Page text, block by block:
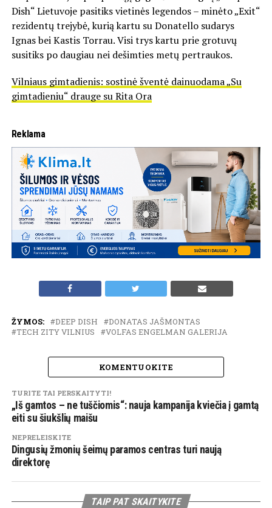
Dish“ Lietuvoje pasitiks vietinės legendos – minėto „Exit“
rezidentų trejybė, kurią kartu su Donatello sudarys
Ignas bei Kastis Torrau. Visi trys kartu prie grotuvų
susitiks po daugiau nei dešimties metų pertraukos.
Vilniaus gimtadienis: sostinė šventė dainuodama „Su
gimtadieniu“ drauge su Rita Ora
Reklama
ŽYMOS: DEEP DISH
DONATAS JAŠMONTAS
TECH ZITY VILNIUS
VOLFAS ENGELMAN GALERIJA
KOMENTUOKITE
TURITE TAI PERSKAITYTI!
„Iš gamtos – ne tuščiomis“: nauja kampanija kviečia į gamtą
eiti su šiukšlių maišu
NEPRELEISKITE
Dingusių žmonių šeimų paramos centras turi naują
direktorę
TAIP PAT SKAITYKITE